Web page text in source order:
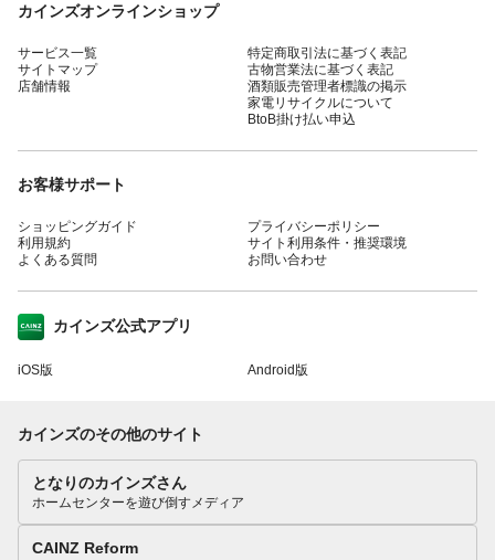
カインズオンラインショップ
サービス一覧
サイトマップ
店舗情報
特定商取引法に基づく表記
古物営業法に基づく表記
酒類販売管理者標識の掲示
家電リサイクルについて
BtoB掛け払い申込
お客様サポート
ショッピングガイド
利用規約
よくある質問
プライバシーポリシー
サイト利用条件・推奨環境
お問い合わせ
カインズ公式アプリ
iOS版 Android版
カインズのその他のサイト
となりのカインズさん
ホームセンターを遊び倒すメディア
CAINZ Reform